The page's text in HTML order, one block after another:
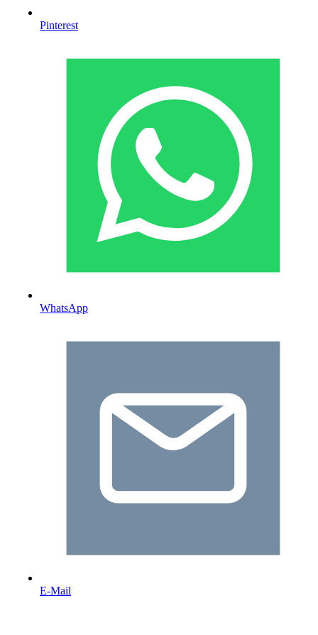
Pinterest
WhatsApp
E-Mail